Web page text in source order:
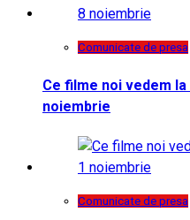
Comunicate de presa
Ce filme noi vedem la
noiembrie
Comunicate de presa